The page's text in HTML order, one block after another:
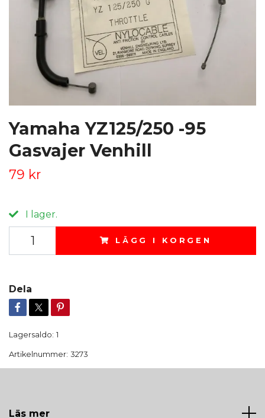
Yamaha YZ125/250 -95
Gasvajer Venhill
79 kr
I lager.
LÄGG I KORGEN
Dela
Lagersaldo: 1
Artikelnummer: 3273
Läs mer